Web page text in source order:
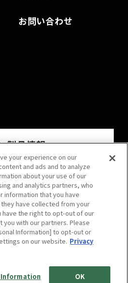
お問い合わせ
情報セキュリティポリシー
your experience on our
and ads and to analyze
about your use of our
and analytics partners, who
information that you have
have collected from your
have the right to opt-out of our
you with our partners. Please
Information] to opt-out or
on our website. Privacy
Information OK